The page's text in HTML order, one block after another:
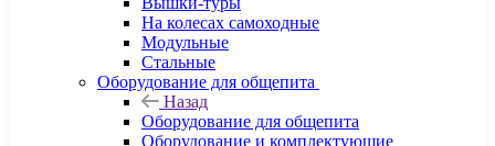
На колесах самоходные
Модульные
Стальные
Оборудование для общепита
Назад
Оборудование для общепита
Оборудование и комплектующие